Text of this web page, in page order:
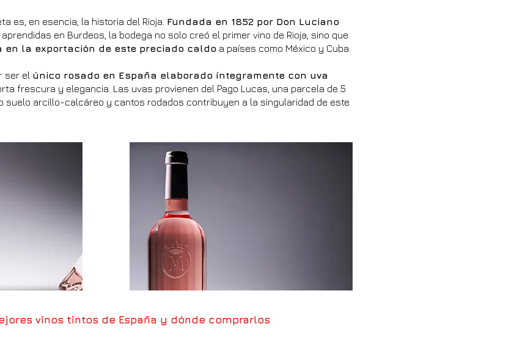
es, en esencia, la historia del Rioja. Fundada en 1852 por Don Luciano
aprendidas en Burdeos, la bodega no solo creó el primer vino de Rioja, sino que
en la exportación de este preciado caldo a países como México y Cuba.
ser el único rosado en España elaborado íntegramente con uva
frescura y elegancia. Las uvas provienen del Pago Lucas, una parcela de 5
suelo arcillo-calcáreo y cantos rodados contribuyen a la singularidad de este
vinos tintos de España y dónde comprarlos